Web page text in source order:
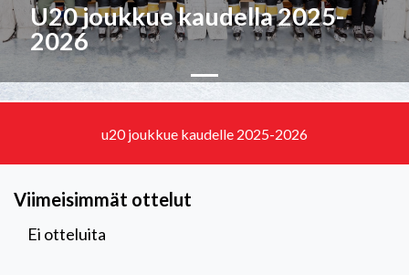
U20 joukkue kaudella 2025-
2026
u20 joukkue kaudelle 2025-2026
Viimeisimmät ottelut
Ei otteluita